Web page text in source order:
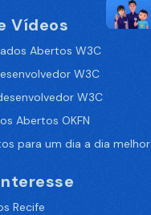
Vídeos
Abertos W3C
W3C
W3C
Abertos OKFN
para um dia a dia melhor
Recife